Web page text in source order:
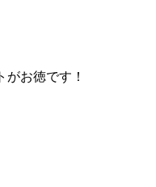
お徳です！